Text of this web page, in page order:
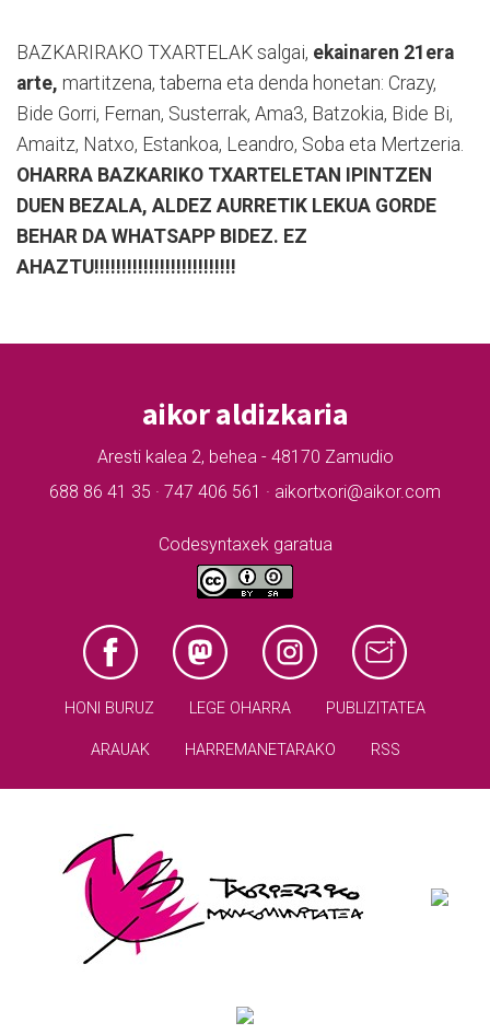
BAZKARIRAKO TXARTELAK salgai, ekainaren 21era
arte, martitzena, taberna eta denda honetan: Crazy,
Bide Gorri, Fernan, Susterrak, Ama3, Batzokia, Bide Bi,
Amaitz, Natxo, Estankoa, Leandro, Soba eta Mertzeria.
OHARRA BAZKARIKO TXARTELETAN IPINTZEN
DUEN BEZALA, ALDEZ AURRETIK LEKUA GORDE
BEHAR DA WHATSAPP BIDEZ. EZ
AHAZTU!!!!!!!!!!!!!!!!!!!!!!!!!!
aikor aldizkaria
Aresti kalea 2, behea - 48170 Zamudio
688 86 41 35 · 747 406 561 · aikortxori@aikor.com
Codesyntaxek garatua
HONI BURUZ LEGE OHARRA PUBLIZITATEA
ARAUAK HARREMANETARAKO RSS